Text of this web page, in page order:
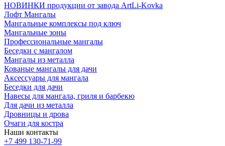
НОВИНКИ продукции от завода ArtLi-Kovka
Лофт Мангалы
Мангальные комплексы под ключ
Мангальные зоны
Профессиональные мангалы
Беседки с мангалом
Мангалы из металла
Кованые мангалы для дачи
Аксессуары для мангала
Беседки для дачи
Навесы для мангала, гриля и барбекю
Для дачи из металла
Дровницы и дрова
Очаги для костра
Наши контакты
+7 499 130-71-99